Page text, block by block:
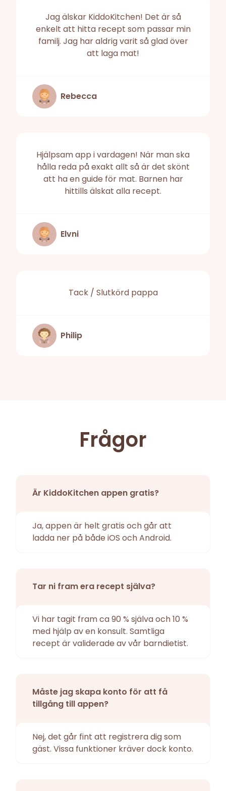
Jag älskar KiddoKitchen! Det är så
enkelt att hitta recept som passar min
familj. Jag har aldrig varit så glad över
att laga mat!
Rebecca
Hjälpsam app i vardagen! När man ska
hålla reda på exakt allt så är det skönt
att ha en guide för mat. Barnen har
hittills älskat alla recept.
Elvni
Tack / Slutkörd pappa
Philip
Frågor
Är KiddoKitchen appen gratis?
Ja, appen är helt gratis och går att
ladda ner på både iOS och Android.
Tar ni fram era recept själva?
Vi har tagit fram ca 90 % själva och 10 %
med hjälp av en konsult. Samtliga
recept är validerade av vår barndietist.
Måste jag skapa konto för att få
tillgång till appen?
Nej, det går fint att registrera dig som
gäst. Vissa funktioner kräver dock konto.